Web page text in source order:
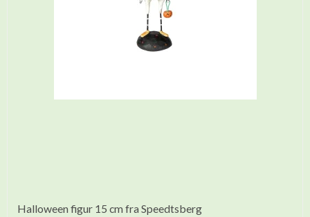
Halloween figur 15 cm fra Speedtsberg